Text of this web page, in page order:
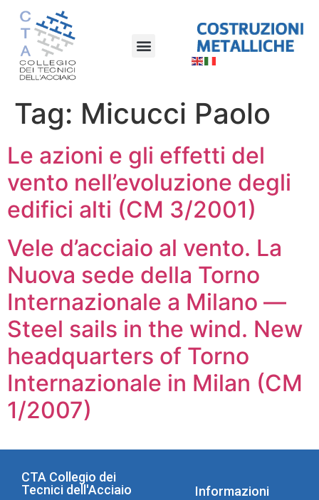
Tag: Micucci Paolo
Le azioni e gli effetti del
vento nell’evoluzione degli
edifici alti (CM 3/2001)
Vele d’acciaio al vento. La
Nuova sede della Torno
Internazionale a Milano —
Steel sails in the wind. New
headquarters of Torno
Internazionale in Milan (CM
1/2007)
CTA Collegio dei
Tecnici dell'Acciaio
Informazioni